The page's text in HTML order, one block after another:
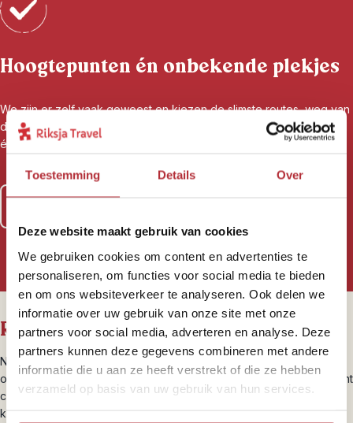
Toestemming Details Over
Deze website maakt gebruik van cookies
We gebruiken cookies om content en advertenties te
personaliseren, om functies voor social media te bieden
en om ons websiteverkeer te analyseren. Ook delen we
informatie over uw gebruik van onze site met onze
partners voor social media, adverteren en analyse. Deze
partners kunnen deze gegevens combineren met andere
informatie die u aan ze heeft verstrekt of die ze hebben
verzameld op basis van uw gebruik van hun services.
Hoogtepunten én onbekende plekjes
We zijn er zelf vaak geweest en kiezen de slimste routes, weg van
de platgetrapte paden, maar juist naar de plekken waar je het land
écht leert kennen. Voor reizigers, door reizigers.
Riksja brengt je dichterbij
Naast de hoogtepunten van Oeganda, laten we je ook graag de
onontdekte plekjes van het land zien. Wij zorgen ervoor dat je echt
contact hebt met het land, de mensen en de cultuur. Zo trek je in
kleine groepjes door het regenwoud van Bwindi op zoek naar de